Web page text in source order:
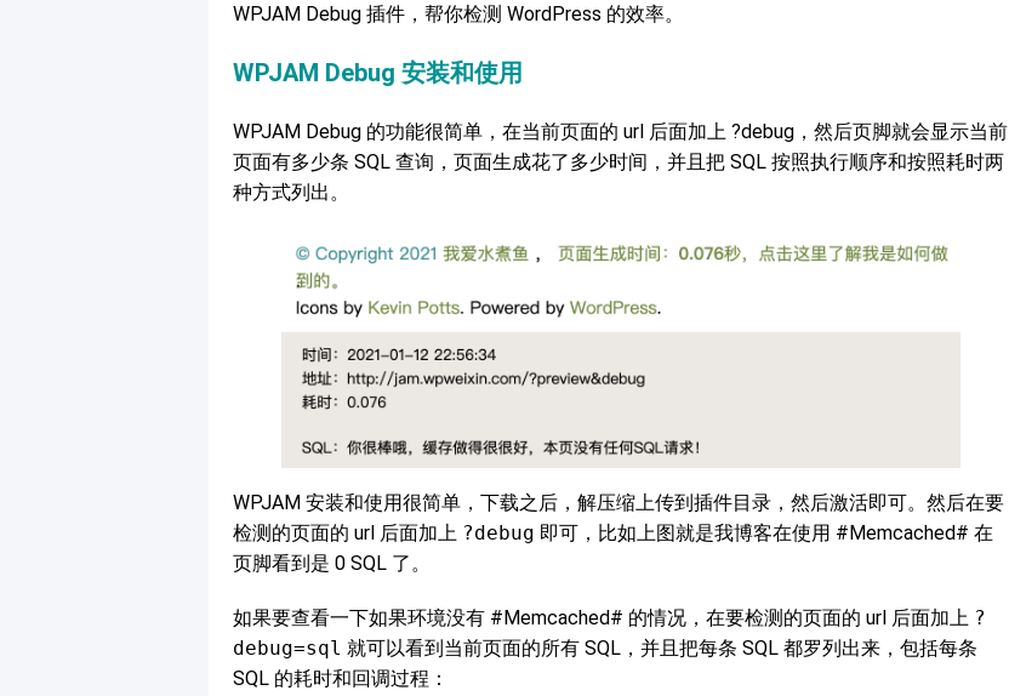
WPJAM Debug 插件，帮你检测 WordPress 的效率。
WPJAM Debug 安装和使用
WPJAM Debug 的功能很简单，在当前页面的 url 后面加上 ?debug，然后页脚就会显示当前
页面有多少条 SQL 查询，页面生成花了多少时间，并且把 SQL 按照执行顺序和按照耗时两
种方式列出。
WPJAM 安装和使用很简单，下载之后，解压缩上传到插件目录，然后激活即可。然后在要
检测的页面的 url 后面加上 ?debug 即可，比如上图就是我博客在使用 #Memcached# 在
页脚看到是 0 SQL 了。
如果要查看一下如果环境没有 #Memcached# 的情况，在要检测的页面的 url 后面加上 ?
debug=sql 就可以看到当前页面的所有 SQL，并且把每条 SQL 都罗列出来，包括每条
SQL 的耗时和回调过程：